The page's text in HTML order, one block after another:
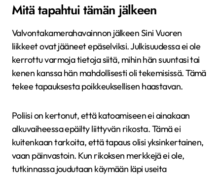
Mitä tapahtui tämän jälkeen
Valvontakamerahavainnon jälkeen Sini Vuoren
liikkeet ovat jääneet epäselviksi. Julkisuudessa ei ole
kerrottu varmoja tietoja siitä, mihin hän suuntasi tai
kenen kanssa hän mahdollisesti oli tekemisissä. Tämä
tekee tapauksesta poikkeuksellisen haastavan.
Poliisi on kertonut, että katoamiseen ei ainakaan
alkuvaiheessa epäilty liittyvän rikosta. Tämä ei
kuitenkaan tarkoita, että tapaus olisi yksinkertainen,
vaan päinvastoin. Kun rikoksen merkkejä ei ole,
tutkinnassa joudutaan käymään läpi useita